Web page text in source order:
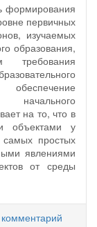
формирования
первичных
изучаемых
образования,
требования
начального
на то, что в
объектами у
простых
явлениями
от среды